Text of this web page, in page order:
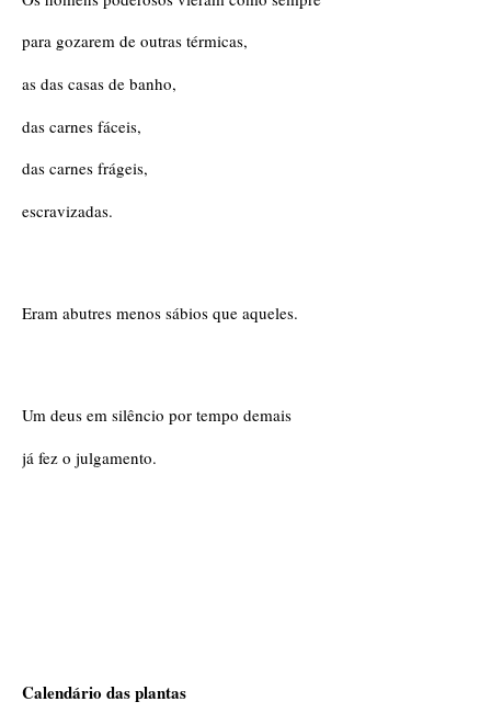
para gozarem de outras térmicas,
as das casas de banho,
das carnes fáceis,
das carnes frágeis,
escravizadas.
Eram abutres menos sábios que aqueles.
Um deus em silêncio por tempo demais
já fez o julgamento.
Calendário das plantas